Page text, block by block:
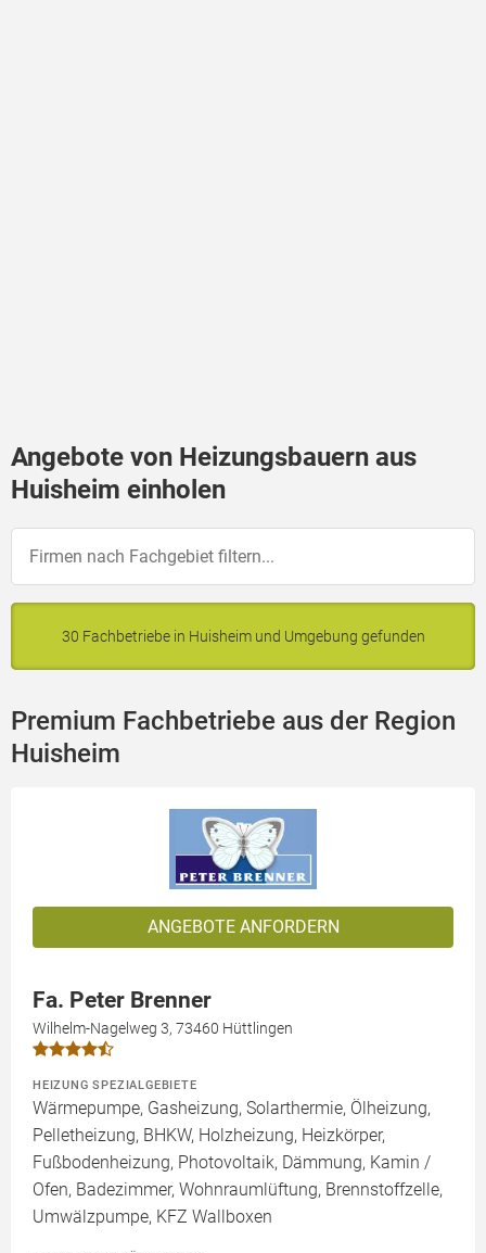
Angebote von Heizungsbauern aus
Huisheim einholen
30 Fachbetriebe in Huisheim und Umgebung gefunden
Premium Fachbetriebe aus der Region
Huisheim
ANGEBOTE ANFORDERN
Fa. Peter Brenner
Wilhelm-Nagelweg 3, 73460 Hüttlingen
HEIZUNG SPEZIALGEBIETE
Wärmepumpe, Gasheizung, Solarthermie, Ölheizung,
Pelletheizung, BHKW, Holzheizung, Heizkörper,
Fußbodenheizung, Photovoltaik, Dämmung, Kamin /
Ofen, Badezimmer, Wohnraumlüftung, Brennstoffzelle,
Umwälzpumpe, KFZ Wallboxen